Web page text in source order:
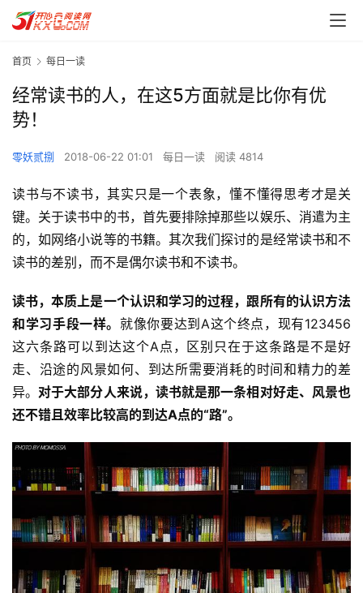
首页 每日一读
经常读书的人，在这5方面就是比你有优
势！
零妖贰捌 2018-06-22 01:01 每日一读 阅读 4814
读书与不读书，其实只是一个表象，懂不懂得思考才是关
键。关于读书中的书，首先要排除掉那些以娱乐、消遣为主
的，如网络小说等的书籍。其次我们探讨的是经常读书和不
读书的差别，而不是偶尔读书和不读书。
读书，本质上是一个认识和学习的过程，跟所有的认识方法
和学习手段一样。就像你要达到A这个终点，现有123456
这六条路可以到达这个A点，区别只在于这条路是不是好
走、沿途的风景如何、到达所需要消耗的时间和精力的差
异。 对于大部分人来说，读书就是那一条相对好走、风景也
还不错且效率比较高的到达A点的“路”。